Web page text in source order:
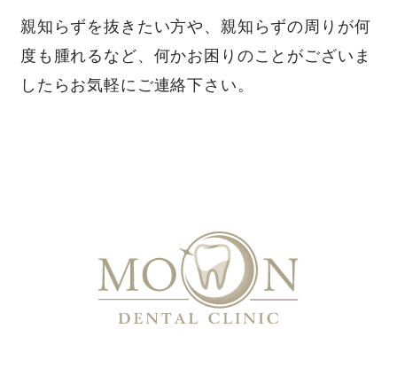
親知らずを抜きたい方や、親知らずの周りが何
度も腫れるなど、何かお困りのことがございま
したらお気軽にご連絡下さい。